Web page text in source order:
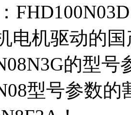
电机驱动的
的型号
型号参数